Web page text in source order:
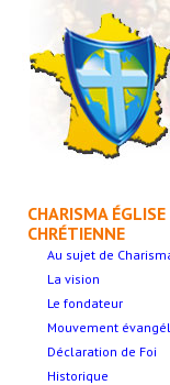
CHARISMA ÉGLISE
CHRÉTIENNE
Au sujet de
La vision
Le fondateur
Mouvement
Déclaration de Foi
Historique